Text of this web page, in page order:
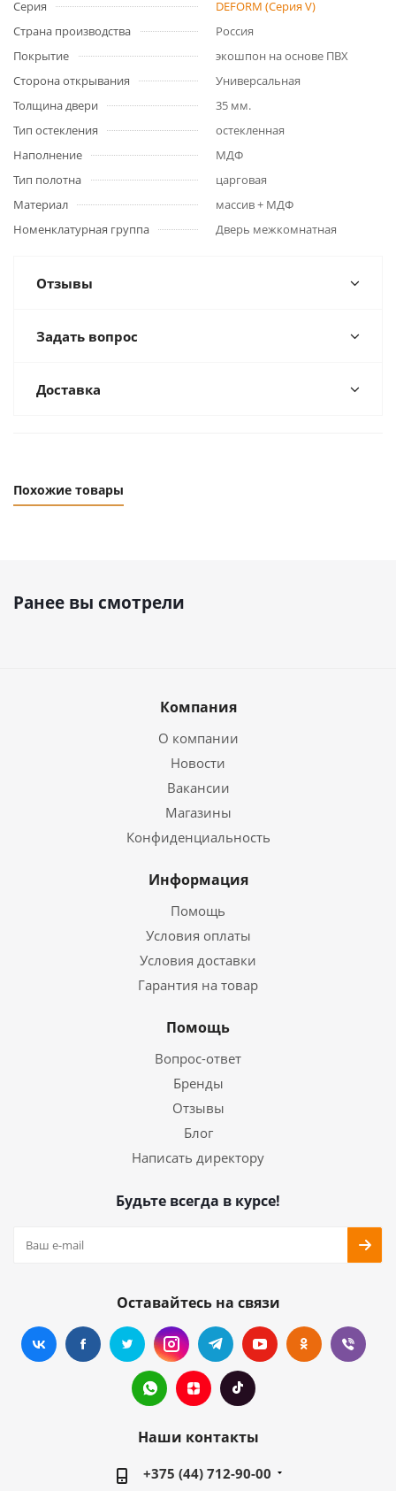
Серия
DEFORM (Серия V)
Страна производства
Россия
Покрытие
экошпон на основе ПВХ
Сторона открывания
Универсальная
Толщина двери
35 мм.
Тип остекления
остекленная
Наполнение
МДФ
Тип полотна
царговая
Материал
массив + МДФ
Номенклатурная группа
Дверь межкомнатная
Отзывы
Задать вопрос
Доставка
Похожие товары
Ранее вы смотрели
Компания
О компании
Новости
Вакансии
Магазины
Конфиденциальность
Информация
Помощь
Условия оплаты
Условия доставки
Гарантия на товар
Помощь
Вопрос-ответ
Бренды
Отзывы
Блог
Написать директору
Будьте всегда в курсе!
Оставайтесь на связи
Наши контакты
+375 (44) 712-90-00